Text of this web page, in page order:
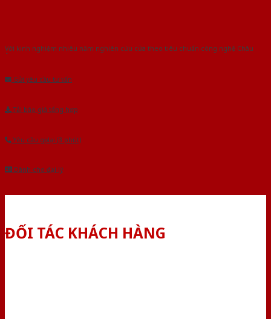
Với kinh nghiệm nhiêu năm nghiên cứu cửa theo tiêu chuẩn công nghệ Châu
Gửi yêu cầu tư vấn
Tải báo giá tổng hợp
Yêu cầu gọi lại (3 phút)
Dành cho đại lý
ĐỐI TÁC KHÁCH HÀNG